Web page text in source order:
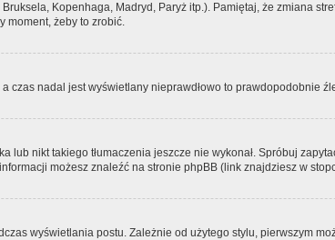
Kopenhaga, Madryd, Paryż itp.). Pamiętaj, że zmiana
moment, żeby to zrobić.
nadal jest wyświetlany nieprawdłowo to prawdopodobnie
lub nikt takiego tłumaczenia jeszcze nie wykonał. Spróbuj
możesz znaleźć na stronie phpBB (link znajdziesz w
wyświetlania postu. Zależnie od użytego stylu, pierwszym